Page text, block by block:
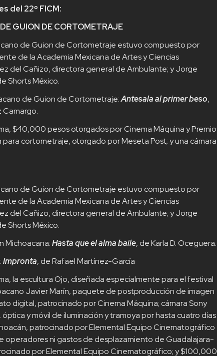
del 22º FICM:
GUION DE CORTOMETRAJE
de Guion de Cortometraje estuvo compuesto por
de la Academia Mexicana de Artes y Ciencias
del Cañizo, directora general de Ambulante; y Jorge
Shorts México.
de Guion de Cortometraje:Antesala al primer beso,
Camargo.
$40,000 pesos otorgados por Cinema Máquina y Premio
cortometraje, otorgado por Meseta Post; y una cámara
de Guion de Cortometraje estuvo compuesto por
de la Academia Mexicana de Artes y Ciencias
del Cañizo, directora general de Ambulante; y Jorge
Shorts México.
Michoacana:Hasta que el alma baile, de Karla D. Oceguera.
Impronta, de Rafael Martínez-García
la escultura Ojo, diseñada especialmente para el festival
Javier Marín, paquete de postproducción de imagen
digital, patrocinado por Cinema Máquina; cámara Sony
y móvil de iluminación y tramoya por hasta cuatro días
patrocinado por Elemental Equipo Cinematográfico
operadores ni gastos de desplazamiento de Guadalajara-
por Elemental Equipo Cinematográfico; y $100,000